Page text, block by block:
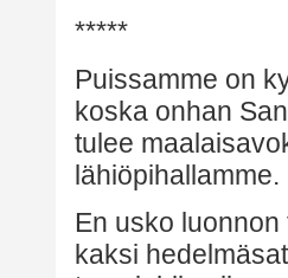
*****
Puissamme on
koska onhan
tulee
lähiöpihallamme.
En usko
kaksi